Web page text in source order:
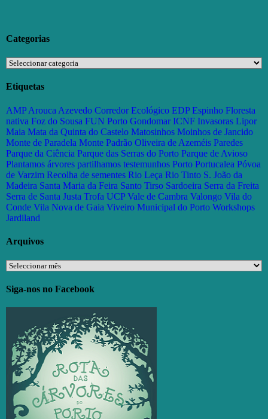
Categorias
Categorias
Etiquetas
AMP Arouca Azevedo Corredor Ecológico EDP Espinho Floresta
nativa Foz do Sousa FUN Porto Gondomar ICNF Invasoras Lipor
Maia Mata da Quinta do Castelo Matosinhos Moinhos de Jancido
Monte de Paradela Monte Padrão Oliveira de Azeméis Paredes
Parque da Ciência Parque das Serras do Porto Parque de Avioso
Plantamos árvores partilhamos testemunhos Porto Portucalea Póvoa
de Varzim Recolha de sementes Rio Leça Rio Tinto S. João da
Madeira Santa Maria da Feira Santo Tirso Sardoeira Serra da Freita
Serra de Santa Justa Trofa UCP Vale de Cambra Valongo Vila do
Conde Vila Nova de Gaia Viveiro Municipal do Porto Workshops
Jardiland
Arquivos
Arquivos
Siga-nos no Facebook